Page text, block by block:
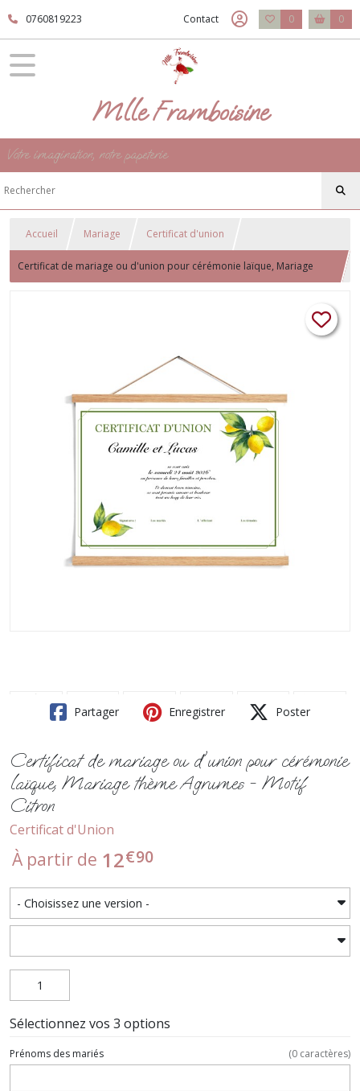
0760819223 Contact 0 0
Mlle Framboisine
Votre imagination, notre papeterie
Accueil Mariage Certificat d'union
Certificat de mariage ou d'union pour cérémonie laïque, Mariage
Partager Enregistrer Poster
Certificat de mariage ou d'union pour cérémonie
laïque, Mariage thème Agrumes - Motif
Citron
Certificat d'Union
À partir de 12€90
Sélectionnez vos 3 options
Prénoms des mariés (0 caractères)